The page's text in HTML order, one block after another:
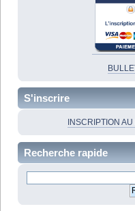
S'inscrire
INSCRIPTION
Recherche rapide